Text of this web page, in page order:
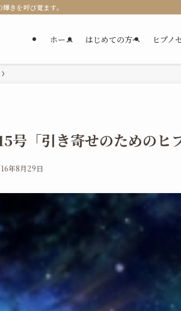
きを呼び覚ます。
ホーム はじめての方へ ヒプノ
号「引き寄せのためのヒ
年8月29日